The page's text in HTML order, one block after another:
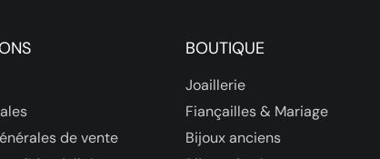
de vente
BOUTIQUE
Joaillerie
Fiançailles & Mariage
Bijoux anciens